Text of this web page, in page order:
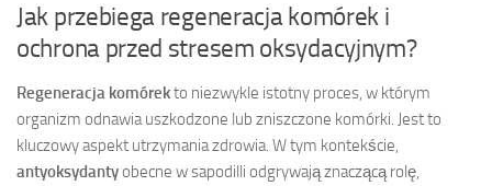
Jak przebiega regeneracja komórek i
ochrona przed stresem oksydacyjnym?
Regeneracja komórekto niezwykle istotny proces, w którym
organizm odnawia uszkodzone lub zniszczone komórki. Jest to
kluczowy aspekt utrzymania zdrowia. W tym kontekście,
antyoksydantyobecne w sapodilli odgrywają znaczącą rolę,